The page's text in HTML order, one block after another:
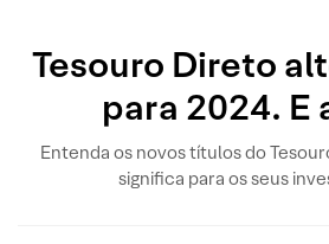
Tesouro Direto
para 2024. E
Entenda os novos títulos do
significa para os seus